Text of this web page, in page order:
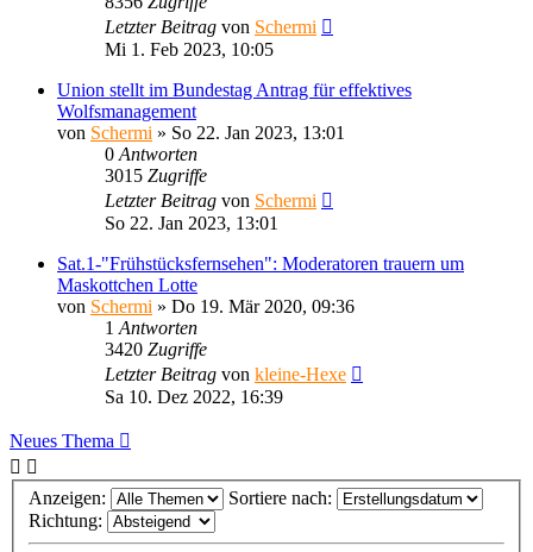
Letzter Beitrag von Schermi
Mi 1. Feb 2023, 10:05
Union stellt im Bundestag Antrag für effektives
Wolfsmanagement
von Schermi » So 22. Jan 2023, 13:01
0 Antworten
3015 Zugriffe
Letzter Beitrag von Schermi
So 22. Jan 2023, 13:01
Sat.1-"Frühstücksfernsehen": Moderatoren trauern um
Maskottchen Lotte
von Schermi » Do 19. Mär 2020, 09:36
1 Antworten
3420 Zugriffe
Letzter Beitrag von kleine-Hexe
Sa 10. Dez 2022, 16:39
Neues Thema
Anzeigen:
Sortiere nach:
Richtung: